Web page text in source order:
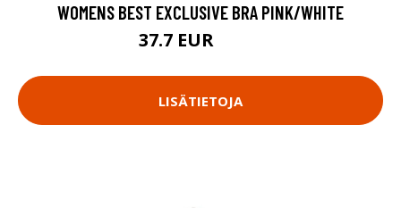
WOMENS BEST EXCLUSIVE BRA PINK/WHITE
37.7 EUR
LISÄTIETOJA